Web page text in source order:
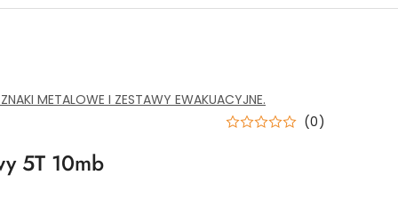
METALOWE I ZESTAWY EWAKUACYJNE.
(0)
5T 10mb